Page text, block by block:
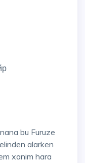
bu Furuze
alarken
xanim hara